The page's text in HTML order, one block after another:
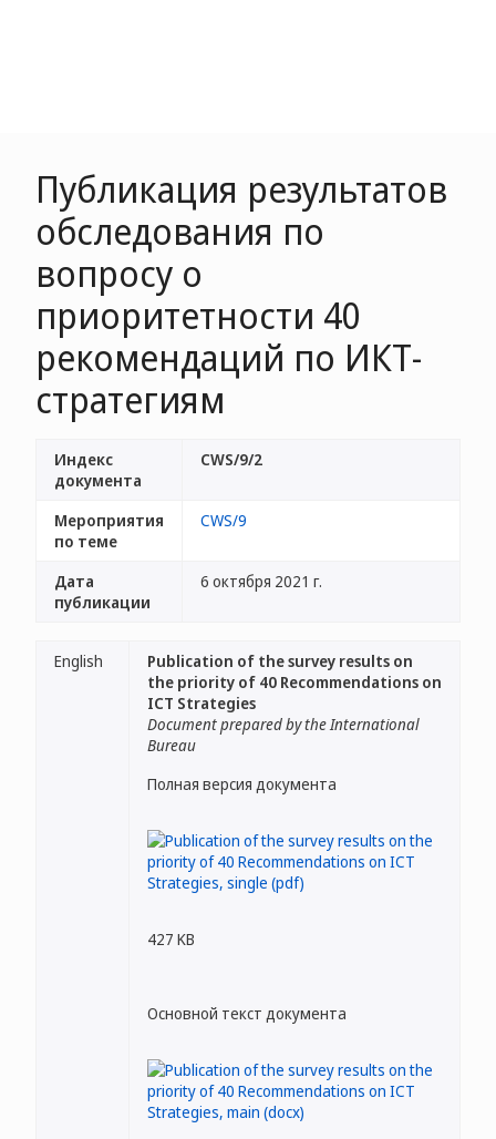
Публикация результатов
обследования по
вопросу о
приоритетности 40
рекомендаций по ИКТ-
стратегиям
Индекс
документа
CWS/9/2
Мероприятия
по теме
CWS/9
Дата
публикации
6 октября 2021 г.
English
Publication of the survey results on
the priority of 40 Recommendations on
ICT Strategies
Document prepared by the International
Bureau
Полная версия документа
427 KB
Основной текст документа